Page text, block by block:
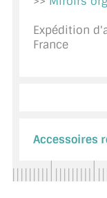
NOUS
Expédition
France
Accessoires